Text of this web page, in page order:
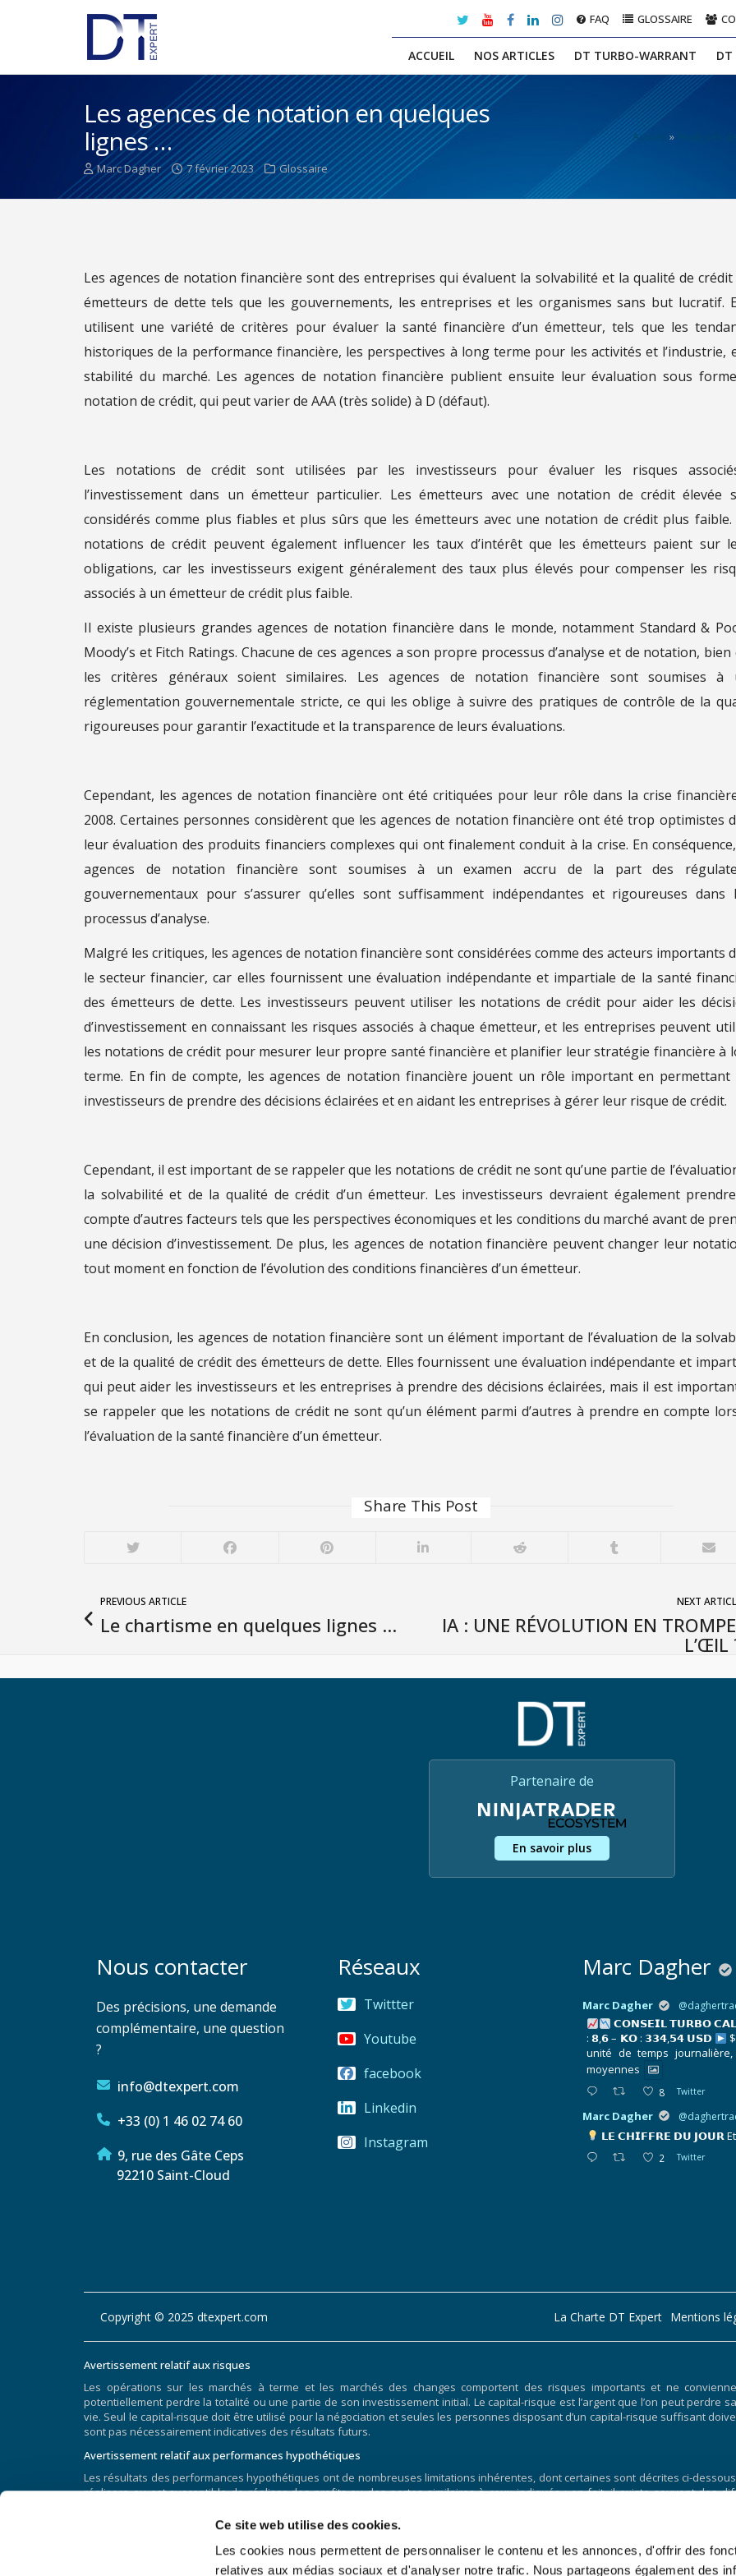
Ce site web utilise des cookies.
Les cookies nous permettent de personnaliser le contenu et les annonces, d'offrir des
relatives aux médias sociaux et d'analyser notre trafic. Nous partageons également des
ACCUEIL NOS ARTICLES DT TURBO-WARRANT DT
FAQ GLOSSAIRE
Accueil » Analyses
Les agences de notation en quelques
lignes …
Marc Dagher 7 février 2023 Glossaire
Les agences de notation financière sont des entreprises qui évaluent la solvabilité et la qualité de crédit
émetteurs de dette tels que les gouvernements, les entreprises et les organismes sans but lucratif.
utilisent une variété de critères pour évaluer la santé financière d’un émetteur, tels que les
historiques de la performance financière, les perspectives à long terme pour les activités et l’industrie,
stabilité du marché. Les agences de notation financière publient ensuite leur évaluation sous
notation de crédit, qui peut varier de AAA (très solide) à D (défaut).
Les notations de crédit sont utilisées par les investisseurs pour évaluer les risques
l’investissement dans un émetteur particulier. Les émetteurs avec une notation de crédit élevée
considérés comme plus fiables et plus sûrs que les émetteurs avec une notation de crédit plus faible.
notations de crédit peuvent également influencer les taux d’intérêt que les émetteurs paient sur
obligations, car les investisseurs exigent généralement des taux plus élevés pour compenser les
associés à un émetteur de crédit plus faible.
Il existe plusieurs grandes agences de notation financière dans le monde, notamment Standard &
Moody’s et Fitch Ratings. Chacune de ces agences a son propre processus d’analyse et de notation, bien
les critères généraux soient similaires. Les agences de notation financière sont soumises à
réglementation gouvernementale stricte, ce qui les oblige à suivre des pratiques de contrôle de la
rigoureuses pour garantir l’exactitude et la transparence de leurs évaluations.
Cependant, les agences de notation financière ont été critiquées pour leur rôle dans la crise
2008. Certaines personnes considèrent que les agences de notation financière ont été trop optimistes
leur évaluation des produits financiers complexes qui ont finalement conduit à la crise. En
agences de notation financière sont soumises à un examen accru de la part des
gouvernementaux pour s’assurer qu’elles sont suffisamment indépendantes et rigoureuses dans
processus d’analyse.
Malgré les critiques, les agences de notation financière sont considérées comme des acteurs importants
le secteur financier, car elles fournissent une évaluation indépendante et impartiale de la santé
des émetteurs de dette. Les investisseurs peuvent utiliser les notations de crédit pour aider les
d’investissement en connaissant les risques associés à chaque émetteur, et les entreprises peuvent
les notations de crédit pour mesurer leur propre santé financière et planifier leur stratégie financière à
terme. En fin de compte, les agences de notation financière jouent un rôle important en permettant
investisseurs de prendre des décisions éclairées et en aidant les entreprises à gérer leur risque de crédit.
Cependant, il est important de se rappeler que les notations de crédit ne sont qu’une partie de
la solvabilité et de la qualité de crédit d’un émetteur. Les investisseurs devraient également
compte d’autres facteurs tels que les perspectives économiques et les conditions du marché avant de
une décision d’investissement. De plus, les agences de notation financière peuvent changer leur
tout moment en fonction de l’évolution des conditions financières d’un émetteur.
En conclusion, les agences de notation financière sont un élément important de l’évaluation de la
et de la qualité de crédit des émetteurs de dette. Elles fournissent une évaluation indépendante et
qui peut aider les investisseurs et les entreprises à prendre des décisions éclairées, mais il est
se rappeler que les notations de crédit ne sont qu’un élément parmi d’autres à prendre en compte
l’évaluation de la santé financière d’un émetteur.
Share This Post
PREVIOUS ARTICLE
Le chartisme en quelques lignes …
NEXT
IA : UNE RÉVOLUTION EN
L’ŒIL
Partenaire de
En savoir plus
Nous contacter
Des précisions, une demande
complémentaire, une question
?
info@dtexpert.com
+33 (0) 1 46 02 74 60
9, rue des Gâte Ceps
92210 Saint-Cloud
Réseaux
Twittter
Youtube
facebook
Linkedin
Instagram
Marc Dagher
Marc Dagher
𝗖𝗢𝗡𝗦𝗘𝗜𝗟 𝗧𝗨𝗥𝗕𝗢
: 𝟴,𝟲 – 𝗞𝗢 : 𝟯𝟯𝟰,𝟱𝟰 𝗨𝗦𝗗
unité de temps
moyennes
8 Twitter
Marc Dagher
𝗟𝗘 𝗖𝗛𝗜𝗙𝗙𝗥𝗘 𝗗𝗨 𝗝𝗢𝗨𝗥
2 Twitter
Copyright © 2025 dtexpert.com La Charte DT Expert Mentions
Avertissement relatif aux risques
Les opérations sur les marchés à terme et les marchés des changes comportent des risques importants et ne
potentiellement perdre la totalité ou une partie de son investissement initial. Le capital-risque est l’argent que l’on peut perdre
vie. Seul le capital-risque doit être utilisé pour la négociation et seules les personnes disposant d’un capital-risque suffisant
sont pas nécessairement indicatives des résultats futurs.
Avertissement relatif aux performances hypothétiques
Les résultats des performances hypothétiques ont de nombreuses limitations inhérentes, dont certaines sont décrites ci-
réalisera ou est susceptible de réaliser des profits ou des pertes similaires à ceux indiqués ; en fait, il existe souvent des
hypothétiques et les résultats réels obtenus par la suite par un programme de trading particulier. L’une des limites des
généralement préparés avec le bénéfice du recul. De plus, la négociation hypothétique n’implique pas de risque
complètement rendre compte de l’impact du risque financier de la négociation réelle. Par exemple, la capacité à supporter
particulier malgré les pertes de négociation sont des points importants qui peuvent également affecter négativement les
facteurs liés aux marchés en général ou à la mise en œuvre d’un programme de trading spécifique qui ne peuvent pas être